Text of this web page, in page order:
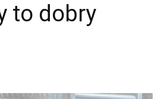
to dobry